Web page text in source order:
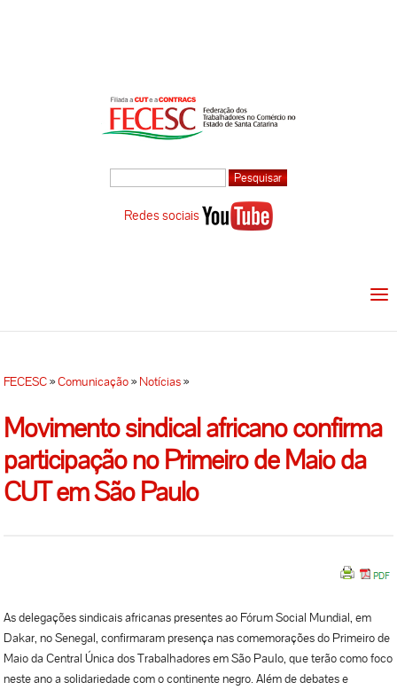
Redes sociais
FECESC»Comunicação»Notícias»
Movimento sindical africano confirma
participação no Primeiro de Maio da
CUT em São Paulo
As delegações sindicais africanas presentes ao Fórum Social Mundial, em
Dakar, no Senegal, confirmaram presença nas comemorações do Primeiro de
Maio da Central Única dos Trabalhadores em São Paulo, que terão como foco
neste ano a solidariedade com o continente negro. Além de debates e